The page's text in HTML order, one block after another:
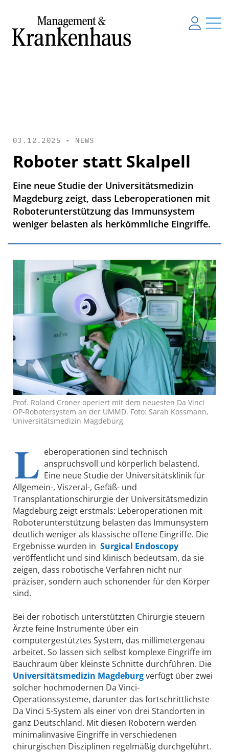
03.12.2025 • NEWS
Roboter statt Skalpell
Eine neue Studie der Universitätsmedizin
Magdeburg zeigt, dass Leberoperationen mit
Roboterunterstützung das Immunsystem
weniger belasten als herkömmliche Eingriffe.
Prof. Roland Croner operiert mit dem neuesten Da Vinci
OP-Robotersystem an der UMMD. Foto: Sarah Kossmann,
Universitätsmedizin Magdeburg
L eberoperationen sind technisch
anspruchsvoll und körperlich belastend.
Eine neue Studie der Universitätsklinik für
Allgemein-, Viszeral-, Gefäß- und
Transplantationschirurgie der Universitätsmedizin
Magdeburg zeigt erstmals: Leberoperationen mit
Roboterunterstützung belasten das Immunsystem
deutlich weniger als klassische offene Eingriffe. Die
Ergebnisse wurden in Surgical Endoscopy
veröffentlicht und sind klinisch bedeutsam, da sie
zeigen, dass robotische Verfahren nicht nur
präziser, sondern auch schonender für den Körper
sind.
Bei der robotisch unterstützten Chirurgie steuern
Ärzte feine Instrumente über ein
computergestütztes System, das millimetergenau
arbeitet. So lassen sich selbst komplexe Eingriffe im
Bauchraum über kleinste Schnitte durchführen. Die
Universitätsmedizin Magdeburgverfügt über zwei
solcher hochmodernen Da Vinci-
Operationssysteme, darunter das fortschrittlichste
Da Vinci 5-System als einer von drei Standorten in
ganz Deutschland. Mit diesen Robotern werden
minimalinvasive Eingriffe in verschiedenen
chirurgischen Disziplinen regelmäßig durchgeführt.